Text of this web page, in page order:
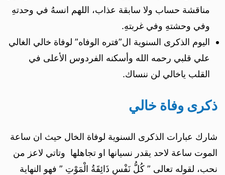
مناقشة حساب ولا سابقة عذاب، اللهم انسهُ في وحدتهِ
وفي وحشتهِ وفي غربتهِ.
اليوم الذكرى السنوية ال”فتره الوفاه” لوفاة خالي الغالي
علي قلبي رحمه الله وأسكنه الفردوس الأعلى في
القلب ياخالي لن ننساك.
ذكرى وفاة خالي
شارك عبارات الذكرى السنوية لوفاة الخال حيث ان ساعة
الموت ساعة لاحد يقدر نسيانها او تجاهلها وتاتي لاعز من
نحب، لقوله تعالى ” كُلُّ نَفْسٍ ذَائِقَةُ الْمَوْتِ ” فهو النهاية